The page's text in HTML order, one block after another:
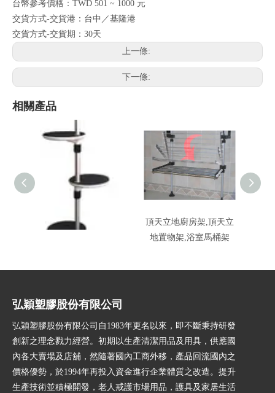
台幣參考價格：TWD 501 ~ 1000 元
交貨方式-交貨港：台中／基隆港
交貨方式-交貨期：30天
上一條:
下一條:
相關產品
頂天立地花架
頂天立地廚房架,頂天立
地置物架,浴室馬桶架
弘穎塑膠股份有限公司
弘穎塑膠股份有限公司自1983年更名以來，即不斷秉持研發
創新之理念戮力經營。初期以生產清潔用品及用具，供應國
內各大賣場及店舖，然隨著國內工商外移，產品回流國內之
價格優勢，於1994年再投入資金進行企業體質之改造。提升
生產技術並積極開發，老人戒護市場用品，護具及家居生活